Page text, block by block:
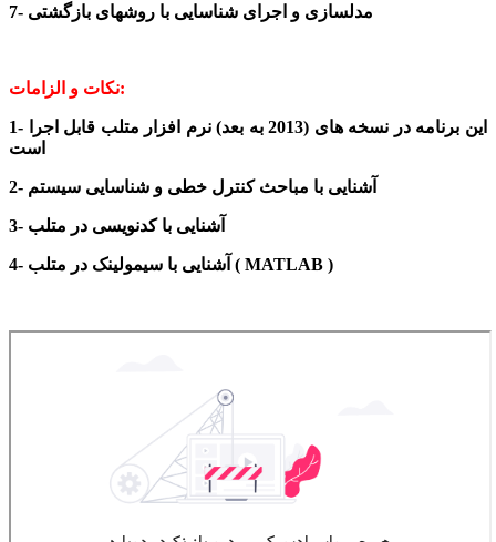
7- مدلسازی و اجرای شناسایی با روشهای بازگشتی
نکات و الزامات:
1- این برنامه در نسخه های (2013 به بعد) نرم افزار متلب قابل اجرا
است
2- آشنایی با مباحث کنترل خطی و شناسایی سیستم
3- آشنایی با کدنویسی در متلب
4- آشنایی با سیمولینک در متلب ( MATLAB )